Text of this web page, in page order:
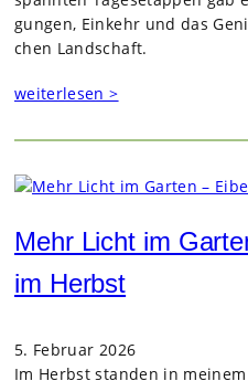
gun­gen, Ein­kehr und das
chen Land­schaft.
weiterlesen >
Mehr Licht im
im Herbst
5. Februar 2026
Im Herbst stan­den in